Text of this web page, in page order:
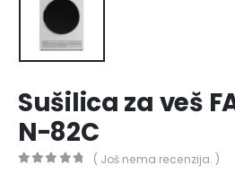
Sušilica za veš
N-82C
( Još nema recenzija. )